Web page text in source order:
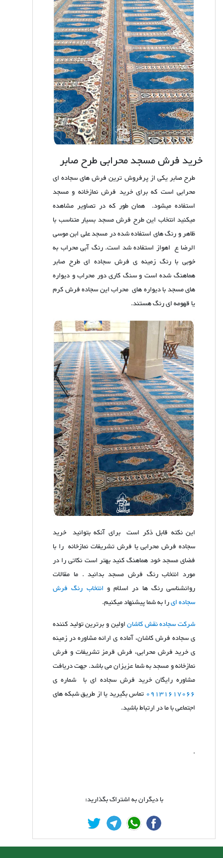
خرید فرش مسجد محرابی طرح صابر
طرح صابر یکی از پرفروش ترین فرش های سجاده ای
محرابی است که برای خرید فرش نمازخانه و مسجد
استفاده میشود. همان طور که در تصاویر مشاهده
میکنید انتخاب این طرح فرش مسجد بسیار متناسب با
ظاهر و رنگ های استفاده شده در مسجد علی ابن موسی
الرضا ع اهواز استفاده شد است. رنگ آبی محراب به
خوبی با رنگ زمینه ی فرش سجاده ای طرح صابر
هماهنگ شده است و سنگ کاری دور محراب و دیواره
های مسجد با دیواره های محراب این سجاده فرش کرم
یا قهومه ای رنگ هستند.
این نکته قابل ذکر است برای آنکه بتوانید خرید
سجاده فرش محرابی یا فرش تشریفات نمازخانه را با
فضای مسجد خود هماهنگ کنید بهتر است نکاتی را در
مورد انتخاب رنگ فرش مسجد بدانید . ما مقالات
روانشناسی رنگ ها در اسلام و انتخاب رنگ فرش
سجاده ایرا به شما پیشنهاد میکنیم.
شرکت سجاده نقش کاشاناولین و برترین تولید کننده
ی سجاده فرش کاشان، آماده ی ارائه مشاوره در زمینه
ی خرید فرش محرابی، فرش قرمز تشریفات و فرش
نمازخانه و مسجد به شما عزیزان می باشد. جهت دریافت
مشاوره رایگان خرید فرش سجاده ای با شماره ی
09131617066 تماس بگیرید یا از طریق شبکه های
اجتماعی با ما در ارتباط باشید.
.
با دیگران به اشتراک بگذارید: